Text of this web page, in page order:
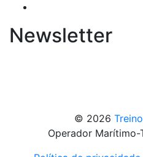
Newsletter
© 2026
Operador